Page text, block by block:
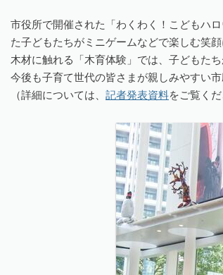
市役所で開催された「わくわく！こどもハ
た子どもたちがミニゲームなどで楽しむ笑
木材に触れる「木育体験」では、子どもた
今後も子育て世代の皆さまが親しみやすい
（詳細については、 記者発表資料をご覧くだ